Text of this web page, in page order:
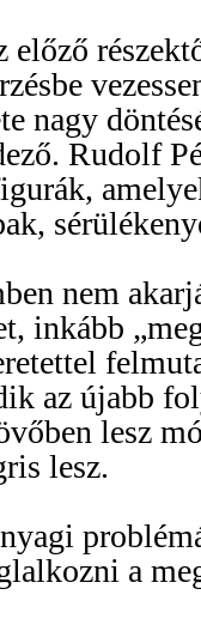
nagy
Rudolf
nem
inkább
az újabb
lesz
lesz.
a